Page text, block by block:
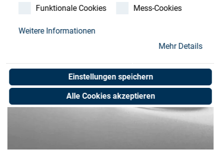
Funktionale Cookies
Mess-Cookies
Weitere Informationen
Mehr Details
Einstellungen speichern
Alle Cookies akzeptieren